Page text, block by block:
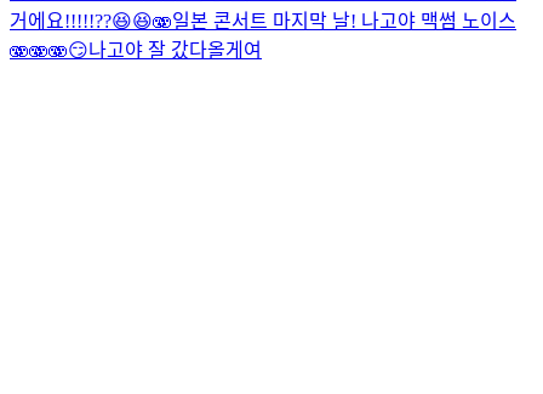
거에요!!!!!??😆😆🫨일본 콘서트 마지막 날! 나고야 맥썸 노이스
🫨🫨🫨😏나고야 잘 갔다올게여